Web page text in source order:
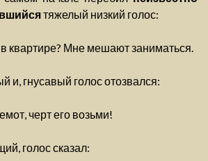
тяжелый низкий голос:
квартире? Мне мешают заниматься.
и, гнусавый голос отозвался:
черт его возьми!
голос сказал: